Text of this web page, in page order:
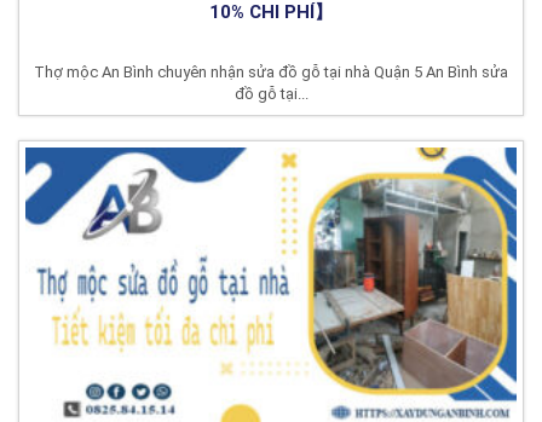
10% CHI PHÍ】
Thợ mộc An Bình chuyên nhận sửa đồ gỗ tại nhà Quận 5 An Bình sửa
đồ gỗ tại...